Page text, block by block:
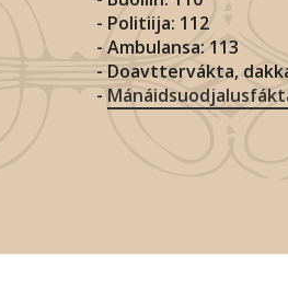
- Politiija: 112
- Ambulansa: 113
- Doavttervákta,
-